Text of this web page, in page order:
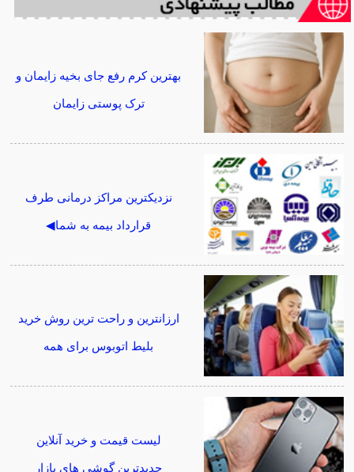
بهترین کرم رفع جای بخیه زایمان و
ترک پوستی زایمان
نزدیکترین مراکز درمانی طرف
قرارداد بیمه به شما◀
ارزانترین و راحت ترین روش خرید
بلیط اتوبوس برای همه
لیست قیمت و خرید آنلاین
جدیدترین گوشی های بازار